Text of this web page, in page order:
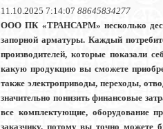
11.10.2025 7:14:07 88645834277
ООО ПК «ТРАНСАРМ» несколько
запорной арматуры. Каждый
производителей, которые показали
какую продукцию вы сможете
также электроприводы, переходы,
значительно понизить финансовые
все комплектующие, оборудование
заказчику, потому вы точно можете